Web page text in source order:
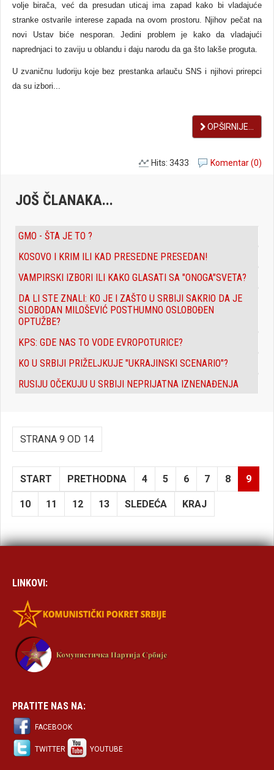
volje birača, već da presudan uticaj ima zapad kako bi vladajuće
stranke ostvarile interese zapada na ovom prostoru. Njihov pečat na
novi Ustav biće nesporan. Jedini problem je kako da vladajući
naprednjaci to zaviju u oblandu i daju narodu da ga što lakše proguta.
U zvaničnu ludoriju koje bez prestanka arlauču SNS i njihovi prirepci
da su izbori...
OPŠIRNIJE...
Komentar (0)
Hits: 3433
JOŠ ČLANAKA...
GMO - ŠTA JE TO ?
KOSOVO I KRIM ILI KAD PRESEDNE PRESEDAN!
VAMPIRSKI IZBORI ILI KAKO GLASATI SA "ONOGA"SVETA?
DA LI STE ZNALI: KO JE I ZAŠTO U SRBIJI SAKRIO DA JE
SLOBODAN MILOŠEVIĆ POSTHUMNO OSLOBOĐEN
OPTUŽBE?
KPS: GDE NAS TO VODE EVROPOTURICE?
KO U SRBIJI PRIŽELJKUJE "UKRAJINSKI SCENARIO"?
RUSIJU OČEKUJU U SRBIJI NEPRIJATNA IZNENAĐENJA
STRANA 9 OD 14
START PRETHODNA 4 5 6 7 8 9
10 11 12 13 SLEDEĆA KRAJ
LINKOVI:
PRATITE NAS NA:
FACEBOOK
TWITTER YOUTUBE